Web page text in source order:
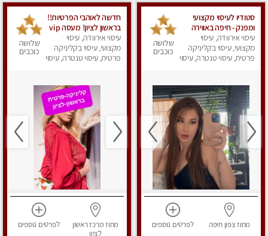
סטודיו לעיסוי מקצועי
ומפנק - חיפה באווירה
נעימה ושקטה
עיסוי אירוודה, עיסוי
מקצועי, עיסוי בקליניקה
פרטית, עיסוי טנטרה, עיסוי
שלושה
כוכבים
מחוז צפוןחיפה לפרטים נוספים
חדשה לאוהבי הפרטיות!!
בראשון לציון! מעסה vip
מפנקת בקליניקה פרטית
לחלוטין!!! לבד! לרציניים
בלבד! מומלץ!
עיסוי אירוודה, עיסוי
מקצועי, עיסוי בקליניקה
פרטית, עיסוי טנטרה, עיסוי
שלושה
כוכבים
מחוז מרכזראשון
לציון
לפרטים נוספים